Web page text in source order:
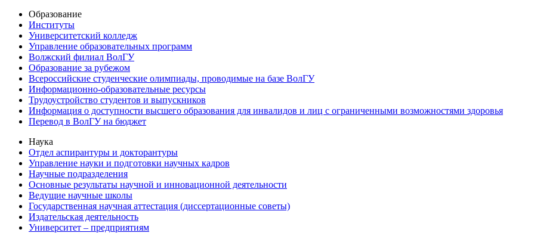
Образование
Институты
Университетский колледж
Управление образовательных программ
Волжский филиал ВолГУ
Образование за рубежом
Всероссийские студенческие олимпиады, проводимые на базе ВолГУ
Информационно-образовательные ресурсы
Трудоустройство студентов и выпускников
Информация о доступности высшего образования для инвалидов и лиц с ограниченными возможностями здоровья
Перевод в ВолГУ на бюджет
Наука
Отдел аспирантуры и докторантуры
Управление науки и подготовки научных кадров
Научные подразделения
Основные результаты научной и инновационной деятельности
Ведущие научные школы
Государственная научная аттестация (диссертационные советы)
Издательская деятельность
Университет – предприятиям